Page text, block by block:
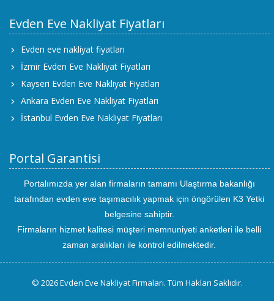
Evden Eve Nakliyat Fiyatları
Evden eve nakliyat fiyatları
İzmir Evden Eve Nakliyat Fiyatları
Kayseri Evden Eve Nakliyat Fiyatları
Ankara Evden Eve Nakliyat Fiyatları
İstanbul Evden Eve Nakliyat Fiyatları
Portal Garantisi
Portalımızda yer alan firmaların tamamı Ulaştırma bakanlığı
tarafından evden eve taşımacılık yapmak için öngörülen K3 Yetki
belgesine sahiptir.
Firmaların hizmet kalitesi müşteri memnuniyeti anketleri ile belli
zaman aralıkları ile kontrol edilmektedir.
© 2026 Evden Eve Nakliyat Firmaları. Tüm Hakları Saklıdır.